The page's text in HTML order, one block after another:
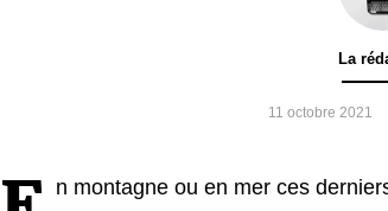
mondiaux. Mais le Français le plus titré de
combinaison
La
11 octobre 2021